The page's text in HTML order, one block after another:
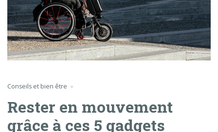
Conseils et bien être
Rester en mouvement
grâce à ces 5 gadgets